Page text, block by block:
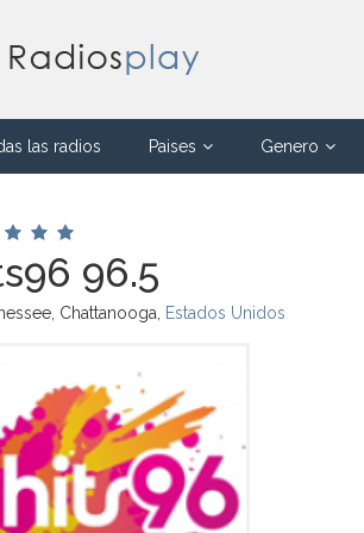
las radios Paises Genero
96.5
Chattanooga, Estados Unidos